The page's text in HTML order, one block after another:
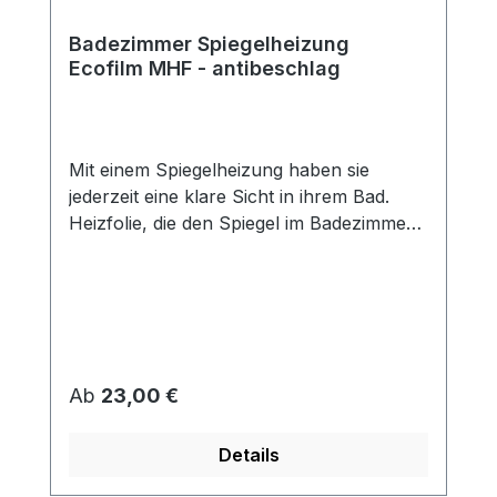
Badezimmer Spiegelheizung
Ecofilm MHF - antibeschlag
Mit einem Spiegelheizung haben sie
jederzeit eine klare Sicht in ihrem Bad.
Heizfolie, die den Spiegel im Badezimmer
niedrigen Temperaturen. Eine Überhitzung
somit verhindert. Die Spiegelheizfolie ist
Regulärer Preis:
Ab 23,00 €
Details